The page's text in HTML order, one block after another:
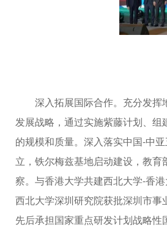
深入拓展国际合作。充分发挥
发展战略，通过实施紫藤计划、
的规模和质量。深入落实中国-中
立，铁尔梅兹基地启动建设，教
察。 与香港大学共建西北大学-香
西北大学深圳研究院获批深圳市
先后承担国家重点研发计划战略